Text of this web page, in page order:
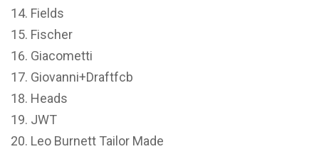
Fields
Fischer
Giacometti
Giovanni+Draftfcb
Heads
JWT
Leo Burnett Tailor Made